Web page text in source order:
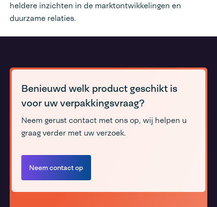
heldere inzichten in de marktontwikkelingen en
duurzame relaties.
Benieuwd welk product geschikt is
voor uw verpakkingsvraag?
Neem gerust contact met ons op, wij helpen u
graag verder met uw verzoek.
Neem contact op